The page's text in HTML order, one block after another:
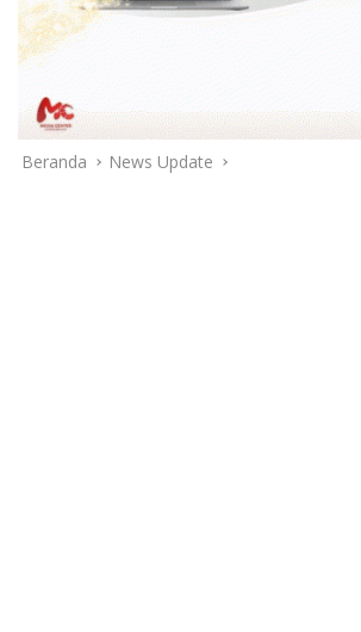
Beranda News Update